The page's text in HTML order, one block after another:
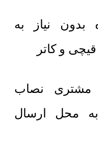
نیاز به
و کاتر
مشتری نصاب
محل ارسال